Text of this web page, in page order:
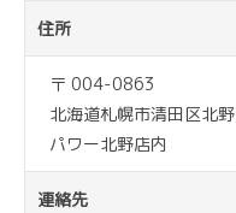
住所
〒 004-0863
北海道札幌市清田区北
パワー北野店内
連絡先